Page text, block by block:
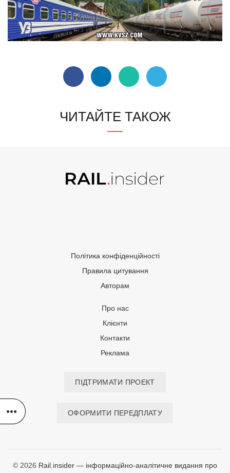
ЧИТАЙТЕ ТАКОЖ
Політика конфіденційності
Правила цитування
Авторам
Про нас
Клієнти
Контакти
Реклама
ПІДТРИМАТИ ПРОЕКТ
ОФОРМИТИ ПЕРЕДПЛАТУ
© 2026 Rail.insider — інформаційно-аналітичне видання про